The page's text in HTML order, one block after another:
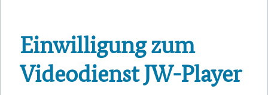
Einwilligung zum
Videodienst JW-Player